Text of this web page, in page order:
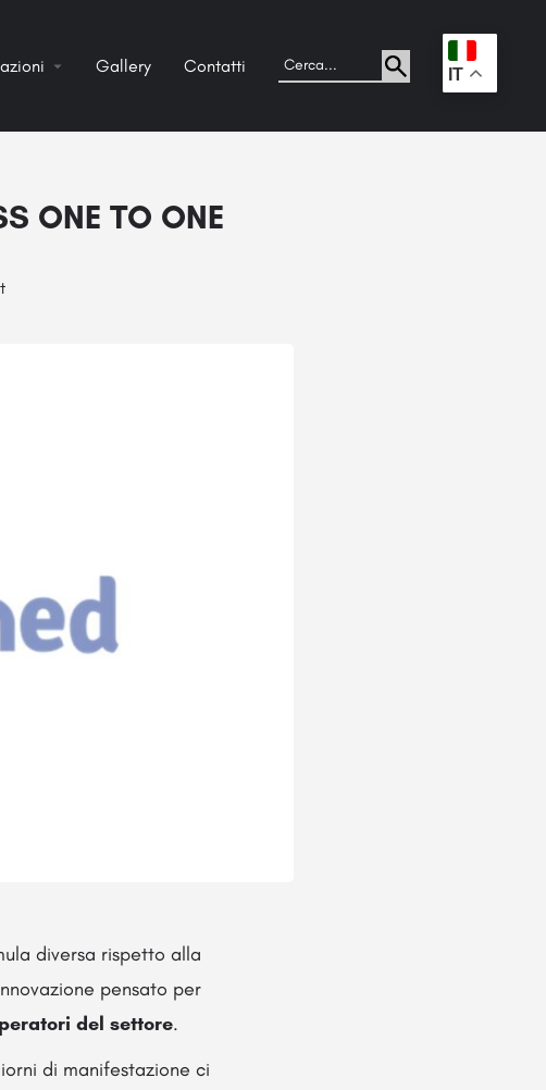
Gallery Contatti . IT
ONE TO ONE
diversa rispetto alla
pensato per
del settore.
di manifestazione ci